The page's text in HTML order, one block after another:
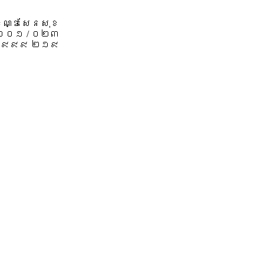
ឌសែនសុខ
០១ / ០២៣
៩៩៩ ២១៩